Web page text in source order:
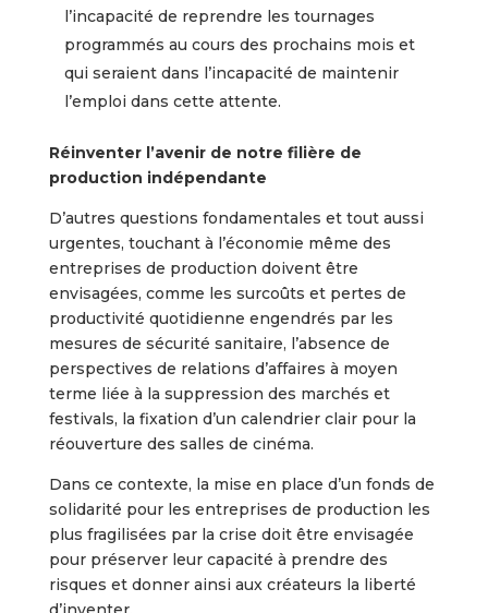
l’incapacité de reprendre les tournages
programmés au cours des prochains mois et
qui seraient dans l’incapacité de maintenir
l’emploi dans cette attente.
Réinventer l’avenir de notre filière de
production indépendante
D’autres questions fondamentales et tout aussi
urgentes, touchant à l’économie même des
entreprises de production doivent être
envisagées, comme les surcoûts et pertes de
productivité quotidienne engendrés par les
mesures de sécurité sanitaire, l’absence de
perspectives de relations d’affaires à moyen
terme liée à la suppression des marchés et
festivals, la fixation d’un calendrier clair pour la
réouverture des salles de cinéma.
Dans ce contexte, la mise en place d’un fonds de
solidarité pour les entreprises de production les
plus fragilisées par la crise doit être envisagée
pour préserver leur capacité à prendre des
risques et donner ainsi aux créateurs la liberté